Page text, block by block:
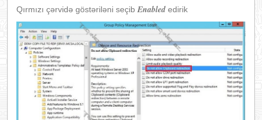
Qırmızı çərvidə göstəriləni seçib Enabled edirik